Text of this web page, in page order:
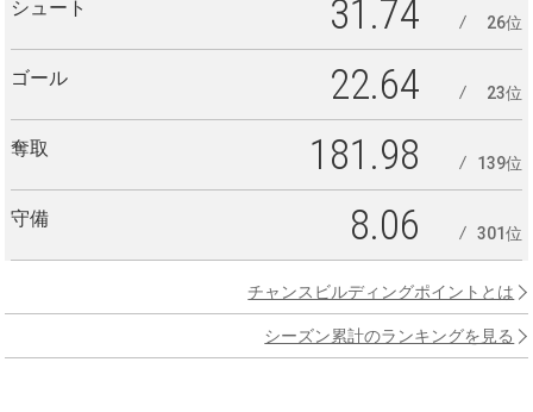
シュート 31.74 26位
ゴール 22.64 23位
奪取 181.98 139位
守備 8.06 301位
チャンスビルディングポイントとは
シーズン累計のランキングを見る